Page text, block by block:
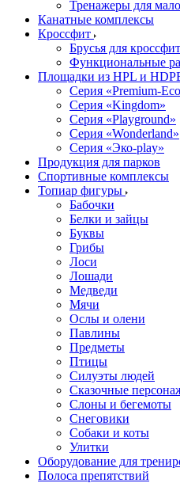
Тренажеры для
Канатные комплексы
Кроссфит
Брусья для
Функциональные
Площадки из HPL и
Серия «Premium-
Серия «Kingdom»
Серия «Playground»
Серия «Wonderland»
Серия «Эко-play»
Продукция для парков
Спортивные комплексы
Топиар фигуры
Бабочки
Белки и зайцы
Буквы
Грибы
Лоси
Лошади
Медведи
Мячи
Ослы и олени
Павлины
Предметы
Птицы
Силуэты людей
Сказочные
Слоны и бегемоты
Снеговики
Собаки и коты
Улитки
Оборудование для
Полоса препятствий